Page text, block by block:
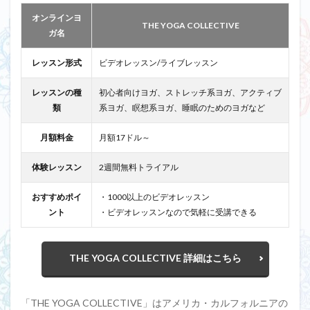
オンラインヨ
ガ名
THE YOGA COLLECTIVE
レッスン形式 ビデオレッスン/ライブレッスン
レッスンの種
類
初心者向けヨガ、ストレッチ系ヨガ、アクティブ
系ヨガ、瞑想系ヨガ、睡眠のためのヨガなど
月額料金 月額17ドル～
体験レッスン 2週間無料トライアル
おすすめポイ
ント
・1000以上のビデオレッスン
・ビデオレッスンなので気軽に受講できる
THE YOGA COLLECTIVE 詳細はこちら
「THE YOGA COLLECTIVE」はアメリカ・カルフォルニアの